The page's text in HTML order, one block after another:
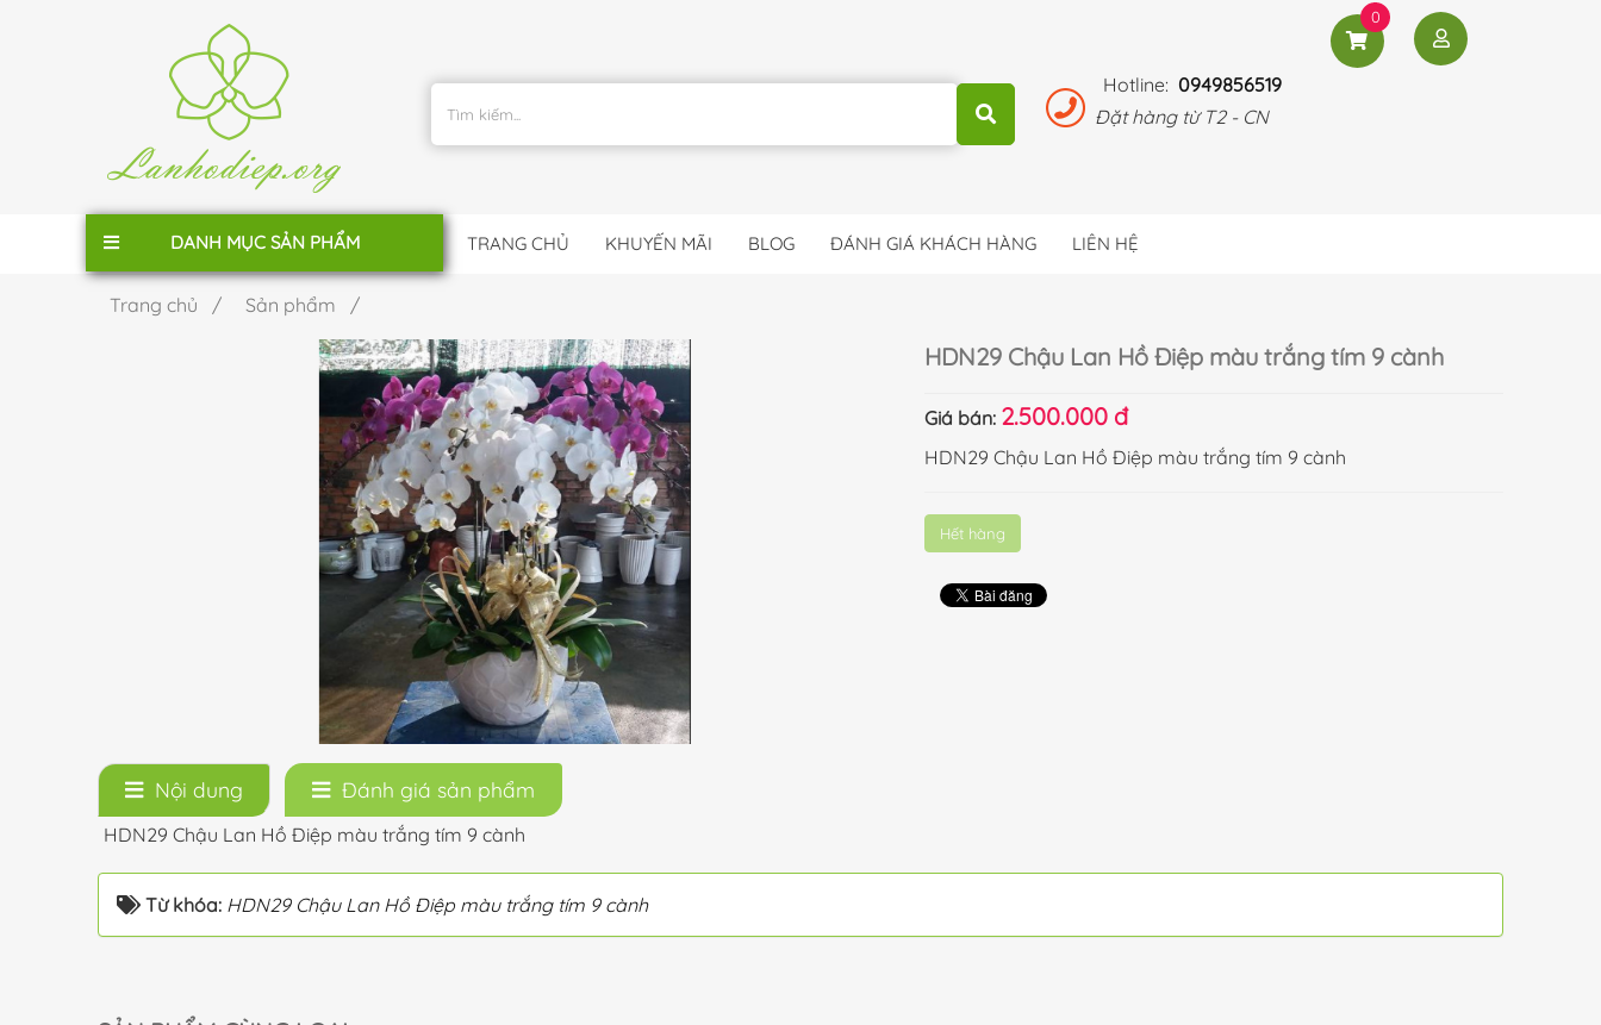
Hotline: 0949856519
Đặt hàng từ T2 - CN
0
TRANG CHỦ KHUYẾN MÃI BLOG ĐÁNH GIÁ KHÁCH HÀNG LIÊN HỆ
DANH MỤC SẢN PHẨM
Trang chủ / Sản phẩm /
HDN29 Chậu Lan Hồ Điệp màu trắng tím 9 cành
Giá bán: 2.500.000 đ
HDN29 Chậu Lan Hồ Điệp màu trắng tím 9 cành
Hết hàng
Nội dung Đánh giá sản phẩm
HDN29 Chậu Lan Hồ Điệp màu trắng tím 9 cành
Từ khóa: HDN29 Chậu Lan Hồ Điệp màu trắng tím 9 cành